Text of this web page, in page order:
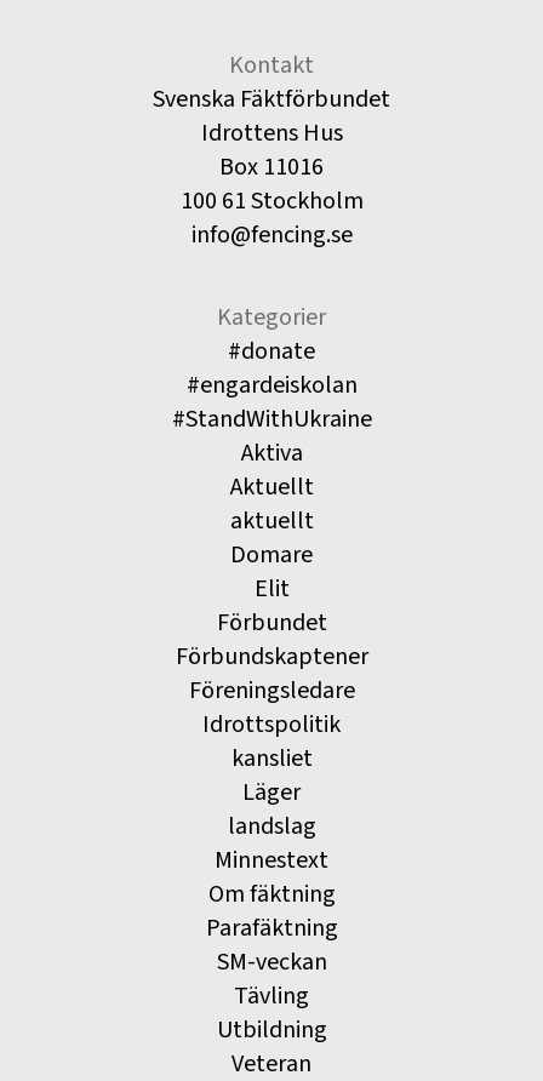
Kontakt
Svenska Fäktförbundet
Idrottens Hus
Box 11016
100 61 Stockholm
info@fencing.se
Kategorier
#donate
#engardeiskolan
#StandWithUkraine
Aktiva
Aktuellt
aktuellt
Domare
Elit
Förbundet
Förbundskaptener
Föreningsledare
Idrottspolitik
kansliet
Läger
landslag
Minnestext
Om fäktning
Parafäktning
SM-veckan
Tävling
Utbildning
Veteran